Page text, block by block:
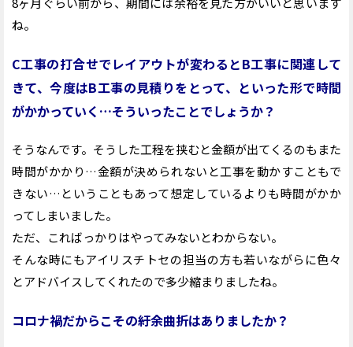
ね。
C工事の打合せでレイアウトが変わるとB工事に関連して
きて、今度はB工事の見積りをとって、といった形で時間
がかかっていく…そういったことでしょうか？
そうなんです。そうした工程を挟むと金額が出てくるのもまた
時間がかかり…金額が決められないと工事を動かすこともで
きない…ということもあって想定しているよりも時間がかか
ってしまいました。
ただ、こればっかりはやってみないとわからない。
そんな時にもアイリスチトセの担当の方も若いながらに色々
とアドバイスしてくれたので多少縮まりましたね。
コロナ禍だからこその紆余曲折はありましたか？